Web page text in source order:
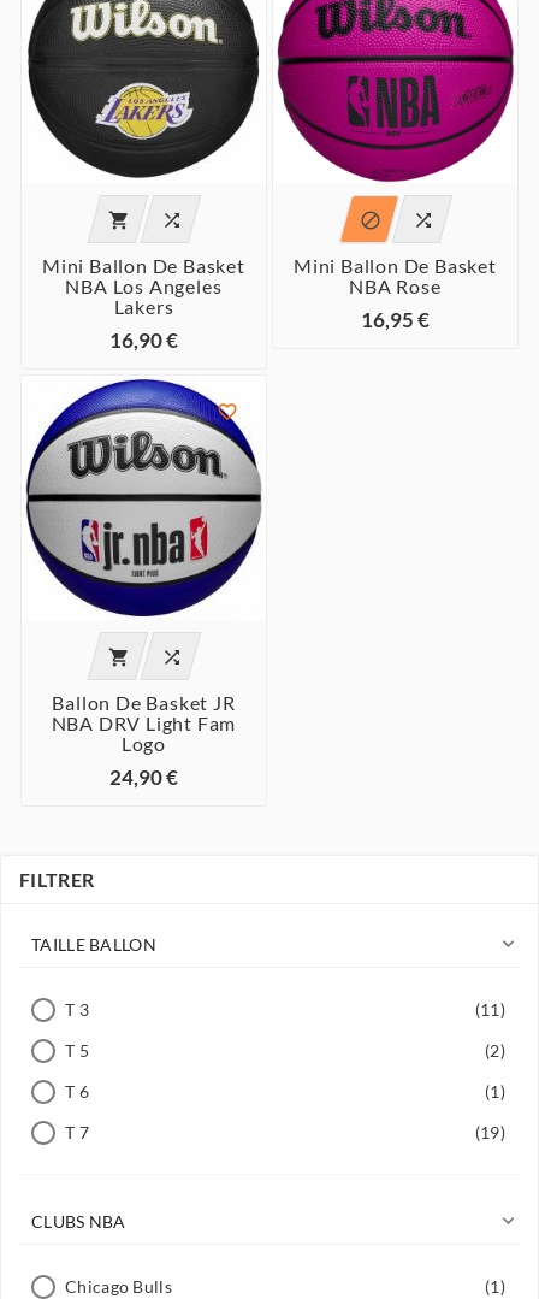
 
Mini Ballon De Basket
NBA Los Angeles
Lakers
16,90 €
 
Mini Ballon De Basket
NBA Rose
16,95 €

 
Ballon De Basket JR
NBA DRV Light Fam
Logo
24,90 €
FILTRER
TAILLE BALLON 
T 3
(11)
T 5
(2)
T 6
(1)
T 7
(19)
CLUBS NBA 
Chicago Bulls
(1)